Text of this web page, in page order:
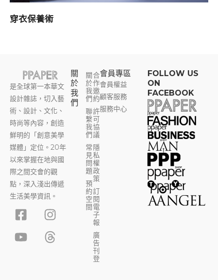
穿衣保養術
是全球第一本華文
設計雜誌，切入藝
術、設計、文化、
時尚等內容，創造
鮮明的「創意美學
媒體」定位。20年
以來掌握在地與國
際之間交會的觀
點，深入淺出傳遞
生活美學資訊。
F
a
c
I
n
s
t
Y
o
u
T
h
r
e
關
於
我
們
關
於
我
們
聯
繫
我
們
常
見
問
題
預
約
空
間
合
作
邀
約
許
可
協
議
隱
私
權
政
策
訂
閱
電
子
報
廣
告
刊
登
會員專區​
會員權益
顧客服務
服務中心
FOLLOW US
ON
FACEBOOK